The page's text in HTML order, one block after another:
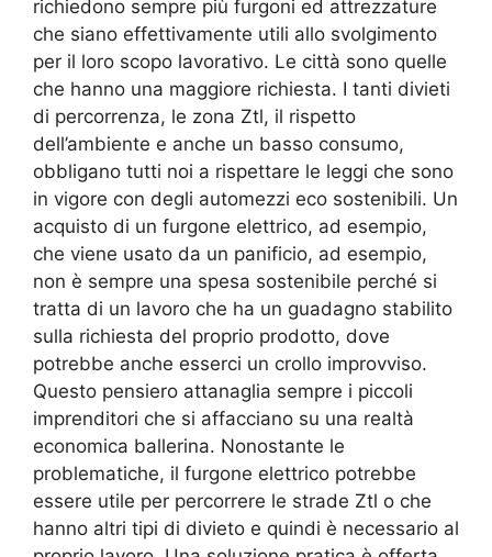
richiedono sempre più furgoni ed attrezzature
che siano effettivamente utili allo svolgimento
per il loro scopo lavorativo. Le città sono quelle
che hanno una maggiore richiesta. I tanti divieti
di percorrenza, le zona Ztl, il rispetto
dell’ambiente e anche un basso consumo,
obbligano tutti noi a rispettare le leggi che sono
in vigore con degli automezzi eco sostenibili. Un
acquisto di un furgone elettrico, ad esempio,
che viene usato da un panificio, ad esempio,
non è sempre una spesa sostenibile perché si
tratta di un lavoro che ha un guadagno stabilito
sulla richiesta del proprio prodotto, dove
potrebbe anche esserci un crollo improvviso.
Questo pensiero attanaglia sempre i piccoli
imprenditori che si affacciano su una realtà
economica ballerina. Nonostante le
problematiche, il furgone elettrico potrebbe
essere utile per percorrere le strade Ztl o che
hanno altri tipi di divieto e quindi è necessario al